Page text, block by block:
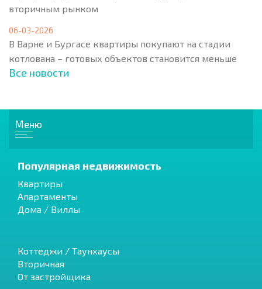
вторичным рынком
06-03-2026
В Варне и Бургасе квартиры покупают на стадии
котлована – готовых объектов становится меньше
Все новости
Меню
Популярная недвижимость
Квартиры
Апартаменты
Дома / Виллы
Коттеджи / Таунхаусы
Вторичная
От застройщика